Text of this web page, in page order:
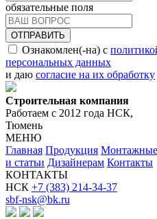
обязательные поля
ОТПРАВИТЬ
Ознакомлен(-на) с
персональных данных
и даю согласие на их обработку
Строительная компания
Работаем с 2012 года НСК,
Тюмень
МЕНЮ
Главная Продукция
и статьи Дизайнерам Контакты
КОНТАКТЫ
НСК +7 (383) 214-34-37
sbf-nsk@bk.ru